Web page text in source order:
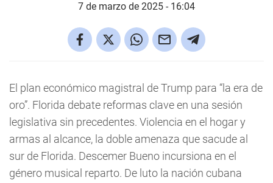
7 de marzo de 2025 - 16:04
El plan económico magistral de Trump para “la era de
oro”. Florida debate reformas clave en una sesión
legislativa sin precedentes. Violencia en el hogar y
armas al alcance, la doble amenaza que sacude al
sur de Florida. Descemer Bueno incursiona en el
género musical reparto. De luto la nación cubana